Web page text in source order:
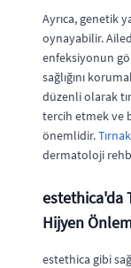
Ayrıca, genetik
oynayabilir.
enfeksiyonun
sağlığını
düzenli olarak
tercih etmek ve
önemlidir.
dermatoloji
estethica'da
Hijyen
estethica gibi